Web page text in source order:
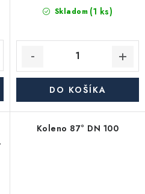
Skladom (1 ks)
DO KOŠÍKA
Koleno 87° DN 100